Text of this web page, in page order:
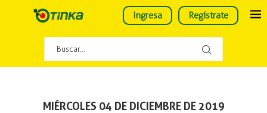
Ingresa Regístrate
MIÉRCOLES 04 DE DICIEMBRE DE 2019